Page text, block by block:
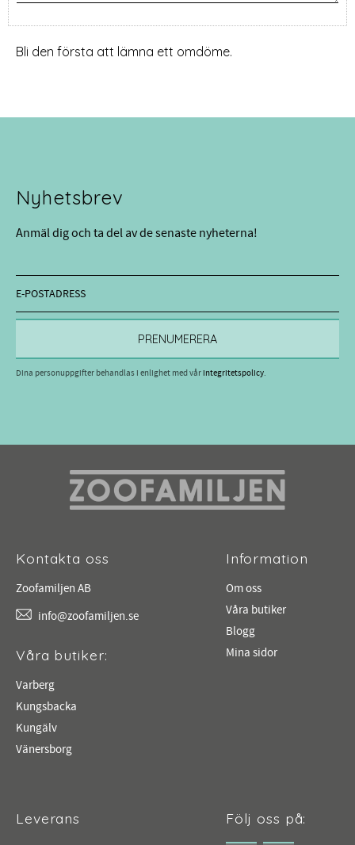
Bli den första att lämna ett omdöme.
Nyhetsbrev
Anmäl dig och ta del av de senaste nyheterna!
PRENUMERERA
Dina personuppgifter behandlas i enlighet med vårintegritetspolicy.
Kontakta oss
Zoofamiljen AB
info@zoofamiljen.se
Våra butiker:
Varberg
Kungsbacka
Kungälv
Vänersborg
Information
Om oss
Våra butiker
Blogg
Mina sidor
Leverans Följ oss på: